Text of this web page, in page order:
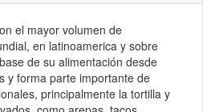
el mayor volumen de
en latinoamerica y sobre
de su alimentación desde
y forma parte importante de
principalmente la tortilla y